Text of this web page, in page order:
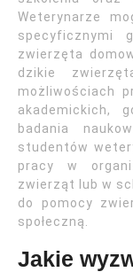
Weterynarze
specyficznymi
zwierzęta
dzikie
możliwościach
akademickich,
badania
studentów
pracy w
zwierząt lub w
do pomocy
społeczną.
Jakie